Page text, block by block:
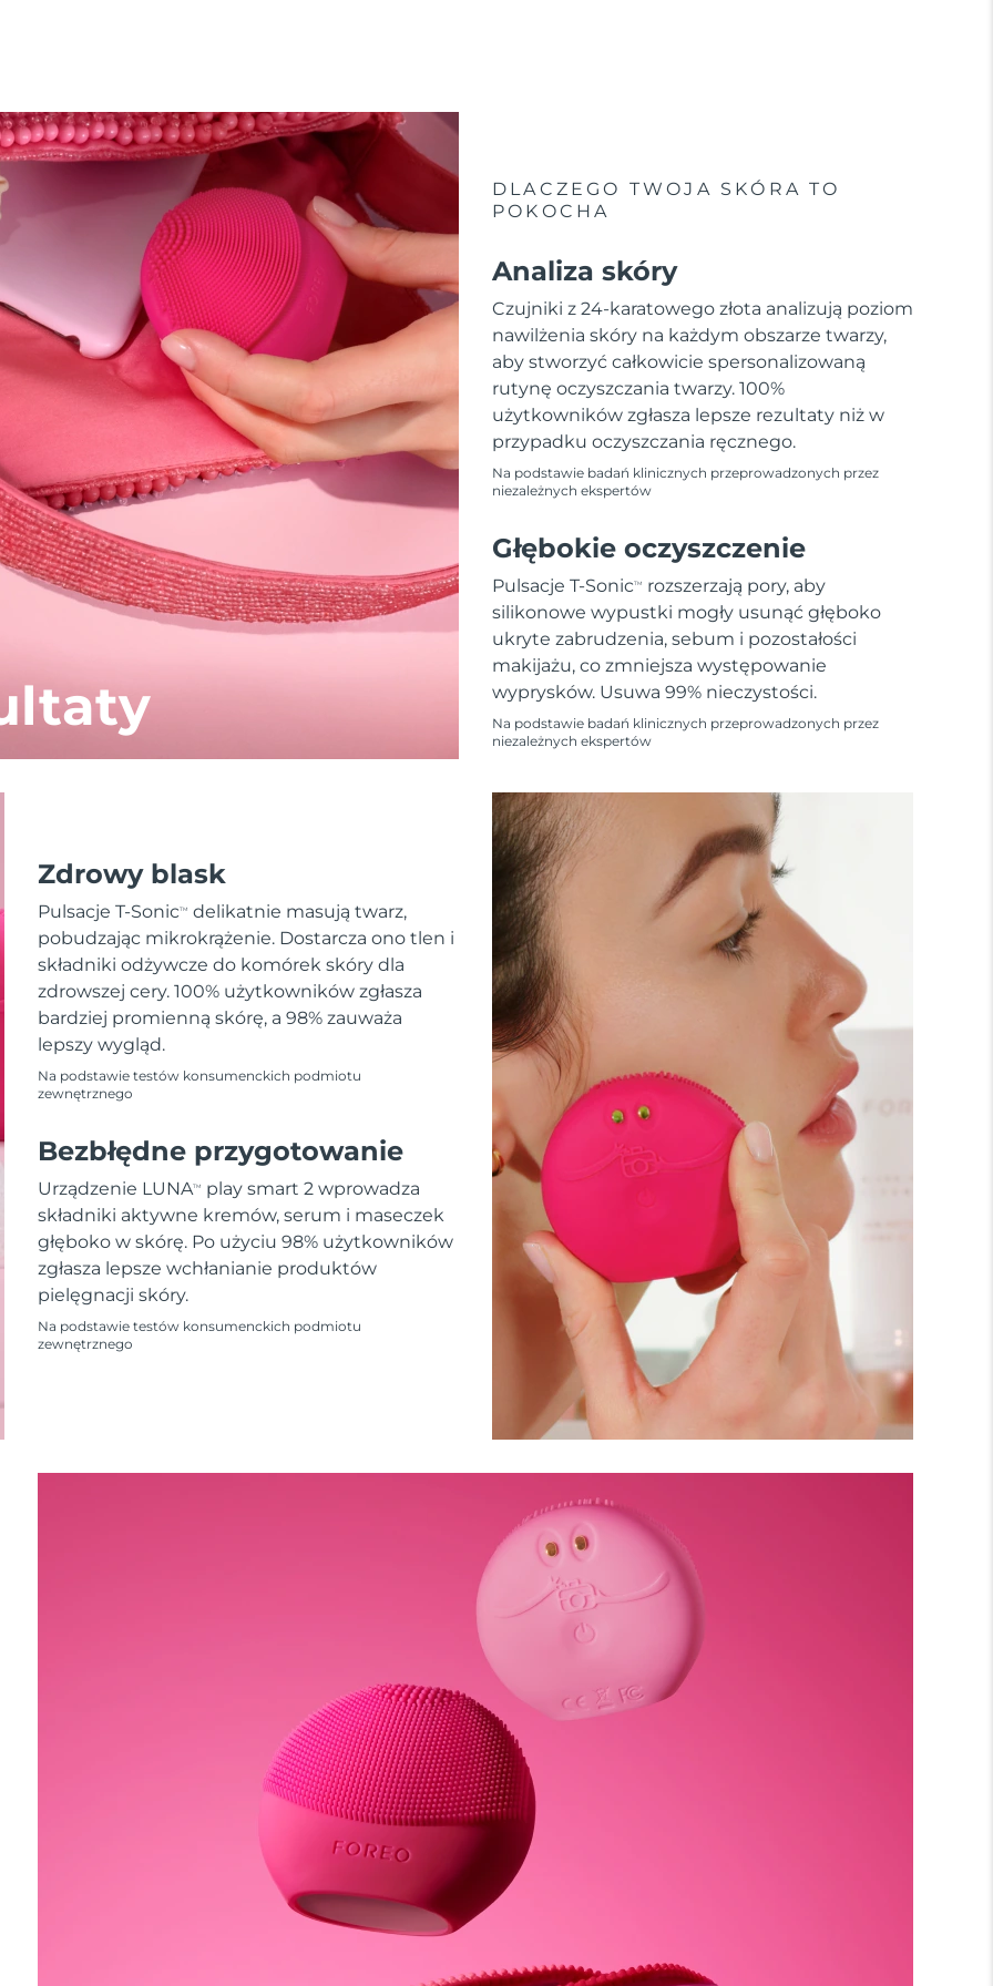
DLACZEGO TWOJA SKÓRA TO
POKOCHA
Analiza skóry
Czujniki z 24-karatowego złota analizują poziom
nawilżenia skóry na każdym obszarze twarzy,
aby stworzyć całkowicie spersonalizowaną
rutynę oczyszczania twarzy. 100%
użytkowników zgłasza lepsze rezultaty niż w
przypadku oczyszczania ręcznego.
Na podstawie badań klinicznych przeprowadzonych przez
niezależnych ekspertów
Głębokie oczyszczenie
Pulsacje T-SonicTM
rozszerzają pory, aby
silikonowe wypustki mogły usunąć głęboko
ukryte zabrudzenia, sebum i pozostałości
makijażu, co zmniejsza występowanie
wyprysków. Usuwa 99% nieczystości.
Na podstawie badań klinicznych przeprowadzonych przez
niezależnych ekspertów
Zdrowy blask
Pulsacje T-SonicTM
delikatnie masują twarz,
pobudzając mikrokrążenie. Dostarcza ono tlen i
składniki odżywcze do komórek skóry dla
zdrowszej cery. 100% użytkowników zgłasza
bardziej promienną skórę, a 98% zauważa
lepszy wygląd.
Na podstawie testów konsumenckich podmiotu
zewnętrznego
Bezbłędne przygotowanie
Urządzenie LUNATM
play smart 2 wprowadza
składniki aktywne kremów, serum i maseczek
głęboko w skórę. Po użyciu 98% użytkowników
zgłasza lepsze wchłanianie produktów
pielęgnacji skóry.
Na podstawie testów konsumenckich podmiotu
zewnętrznego